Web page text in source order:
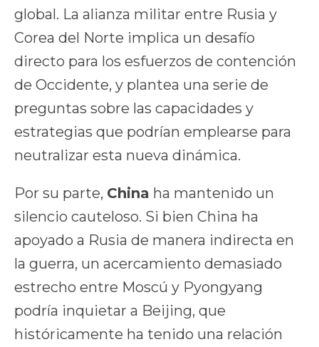
global. La alianza militar entre Rusia y
Corea del Norte implica un desafío
directo para los esfuerzos de contención
de Occidente, y plantea una serie de
preguntas sobre las capacidades y
estrategias que podrían emplearse para
neutralizar esta nueva dinámica.
Por su parte, China ha mantenido un
silencio cauteloso. Si bien China ha
apoyado a Rusia de manera indirecta en
la guerra, un acercamiento demasiado
estrecho entre Moscú y Pyongyang
podría inquietar a Beijing, que
históricamente ha tenido una relación